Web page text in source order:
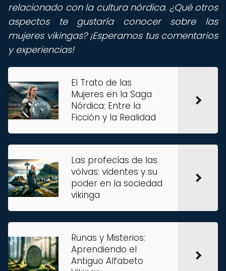
relacionado con la cultura nórdica. ¿Qué otros
aspectos te gustaría conocer sobre las
mujeres vikingas? ¡Esperamos tus comentarios
y experiencias!
El Trato de las
Mujeres en la Saga
Nórdica: Entre la
Ficción y la Realidad
Las profecías de las
völvas: videntes y su
poder en la sociedad
vikinga
Runas y Misterios:
Aprendiendo el
Antiguo Alfabeto